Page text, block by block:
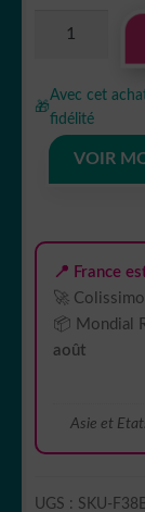
l’ACACED
spécial
NAC:
Le
complet
pour
comprendre,
réviser
🎁
Avec cet
fidélité
VOIR
📍 France
🚀
📦 Mondial
août
Asie et
UGS : SKU-